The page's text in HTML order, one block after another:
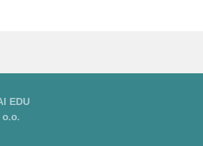
EDU
o.o.